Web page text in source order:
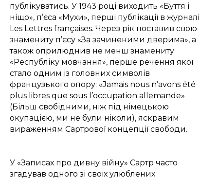
публікуватись. У 1943 році виходить «Буття і
ніщо», п’єса «Мухи», перші публікації в журналі
Les Lettres françaises. Через рік поставив свою
знамениту п’єсу «За зачиненими дверима», а
також оприлюднив не менш знамениту
«Республіку мовчання», перше речення якої
стало одним із головних символів
французького опору: «Jamais nous n’avons été
plus libres que sous l’occupation allemande»
(Більш свобідними, ніж під німецькою
окупацією, ми не були ніколи), яскравим
вираженням Сартрової концепції свободи.
У «Записах про дивну війну» Сартр часто
згадував одного зі своїх улюблених